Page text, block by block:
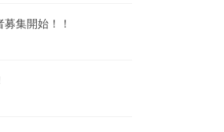
集開始！！